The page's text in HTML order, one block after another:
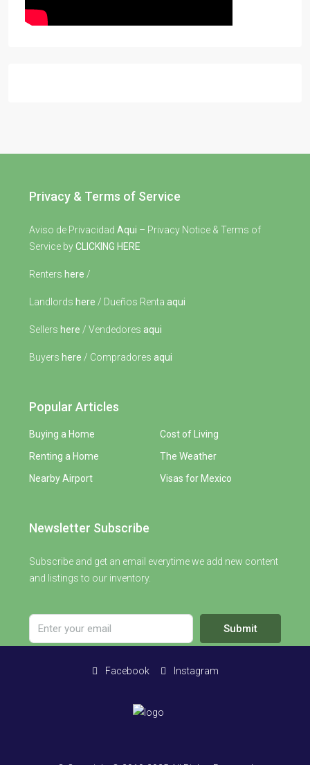
Privacy & Terms of Service
Aviso de Privacidad Aqui – Privacy Notice & Terms of
Service byCLICKING HERE
Renters here /
Landlords here / Dueños Renta aqui
Sellers here / Vendedores aqui
Buyers here / Compradores aqui
Popular Articles
Buying a Home
Renting a Home
Nearby Airport
Cost of Living
The Weather
Visas for Mexico
Newsletter Subscribe
Subscribe and get an email everytime we add new content
and listings to our inventory.
Submit
Facebook Instagram